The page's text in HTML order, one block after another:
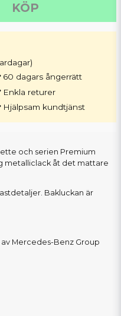
KÖP
60 dagars ångerrätt
Enkla returer
Hjälpsam kundtjänst
och serien Premium
metalliclack åt det mattare
Bakluckan är
Mercedes-Benz Group